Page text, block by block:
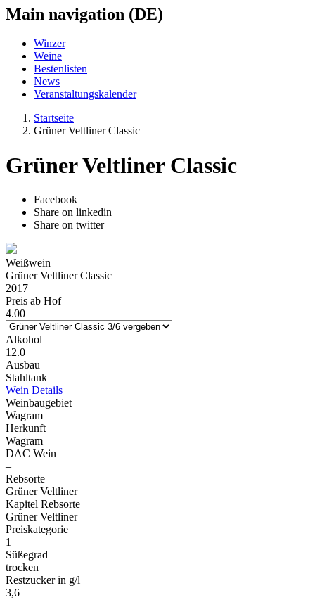
Main navigation (DE)
Winzer
Weine
Bestenlisten
News
Veranstaltungskalender
Startseite
Grüner Veltliner Classic
Grüner Veltliner Classic
Facebook
Share on linkedin
Share on twitter
Weißwein
Grüner Veltliner Classic
2017
Preis ab Hof
4.00
Alkohol
12.0
Ausbau
Stahltank
Wein Details
Weinbaugebiet
Wagram
Herkunft
Wagram
DAC Wein
–
Rebsorte
Grüner Veltliner
Kapitel Rebsorte
Grüner Veltliner
Preiskategorie
1
Süßegrad
trocken
Restzucker in g/l
3,6